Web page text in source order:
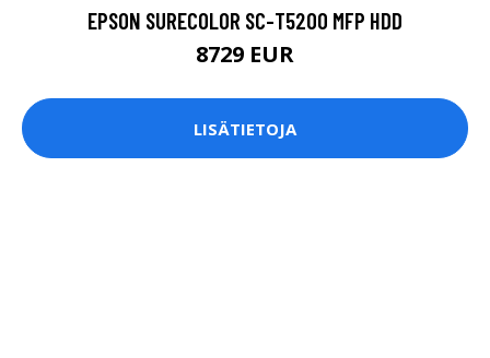
EPSON SURECOLOR SC-T5200 MFP HDD
8729 EUR
LISÄTIETOJA